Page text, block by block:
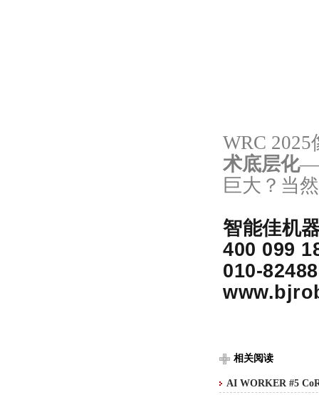
WRC
术底层化
巨大？当
智能佳机
400 099
010-
相关阅读
AI WORKER #5